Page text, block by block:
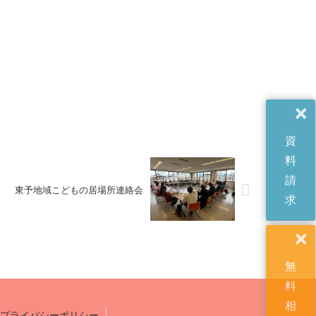
東予地域こどもの居場所連絡会
×
資
料
請
求
×
無
料
相